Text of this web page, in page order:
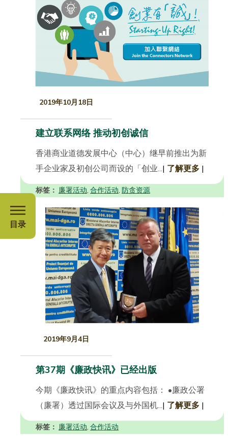
目录
2019年10月18日
建立联系网络 推动初创诚信
香港商业道德发展中心（中心）继早前推出为新
手企业家及初创公司而设的「创业...| 了解更多 |
标签： 廉署活动, 合作活动, 防贪资源
2019年9月4日
第37期《廉政快讯》已经出版
今期《廉政快讯》的重点内容包括： •廉政公署
（廉署）透过国际会议及与外国机...| 了解更多 |
标签： 廉署活动, 合作活动